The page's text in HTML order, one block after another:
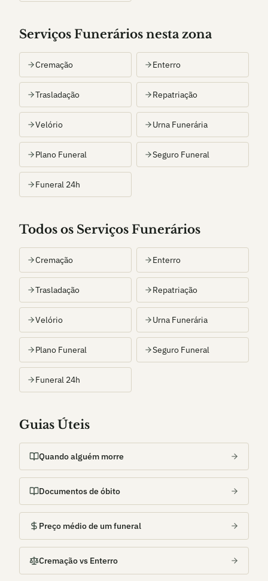
Serviços Funerários nesta zona
Cremação Enterro
Trasladação Repatriação
Velório Urna Funerária
Plano Funeral Seguro Funeral
Funeral 24h
Todos os Serviços Funerários
Cremação Enterro
Trasladação Repatriação
Velório Urna Funerária
Plano Funeral Seguro Funeral
Funeral 24h
Guias Úteis
Quando alguém morre
Documentos de óbito
Preço médio de um funeral
Cremação vs Enterro